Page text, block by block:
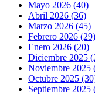
Mayo 2026 (40)
Abril 2026 (36)
Marzo 2026 (45)
Febrero 2026 (29)
Enero 2026 (20)
Diciembre 2025
Noviembre 2025
Octubre 2025
Septiembre 2025